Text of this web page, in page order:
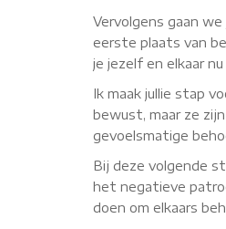
Vervolgens gaan
eerste plaats van
je jezelf en elkaar
Ik maak jullie stap
bewust, maar ze
gevoelsmatige
Bij deze volgende
het negatieve
doen om elkaars